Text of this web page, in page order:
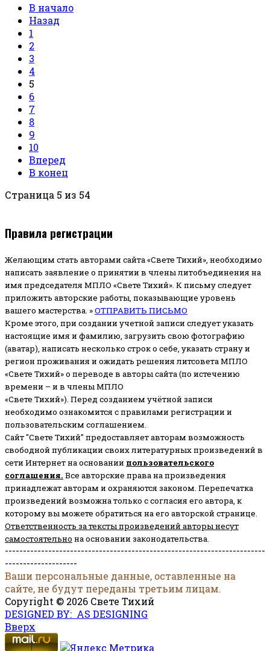
В начало
Назад
1
2
3
4
5
6
7
8
9
10
Вперед
В конец
Страница 5 из 54
Правила регистрации
Желающим стать авторами сайта «Свете Тихий», необходимо
написать заявление о принятии в члены литобъединения на
имя председателя МПЛО «Свете Тихий». К письму следует
приложить авторские работы, показывающие уровень
вашего мастерства. »ОТПРАВИТЬ ПИСЬМО
Кроме этого, при создании учетной записи следует указать
настоящие имя и фамилию, загрузить свою фотографию
(аватар), написать несколько строк о себе, указать страну и
регион проживания и ожидать решения литсовета МПЛО
«Свете Тихий» о переводе в авторы сайта (по истечению
времени – и в члены МПЛО
«Свете Тихий»). Перед созданием учётной записи
необходимо ознакомится с правилами регистрации и
пользовательским соглашением.
Сайт "Свете Тихий" предоставляет авторам возможность
свободной публикации своих литературных произведений в
сети Интернет на основании пользовательского
соглашения. Все авторские права на произведения
принадлежат авторам и охраняются законом. Перепечатка
произведений возможна только с согласия его автора, к
которому вы можете обратиться на его авторской странице.
Ответственность за тексты произведений авторы несут
самостоятельно на основании законодательства.
------------------------------------------------------------------------
--------------------
Ваши персональные данные, оставленные на
сайте, не будут переданы третьим лицам.
Copyright © 2026 Свете Тихий
DESIGNED BY: AS DESIGNING
Вверх